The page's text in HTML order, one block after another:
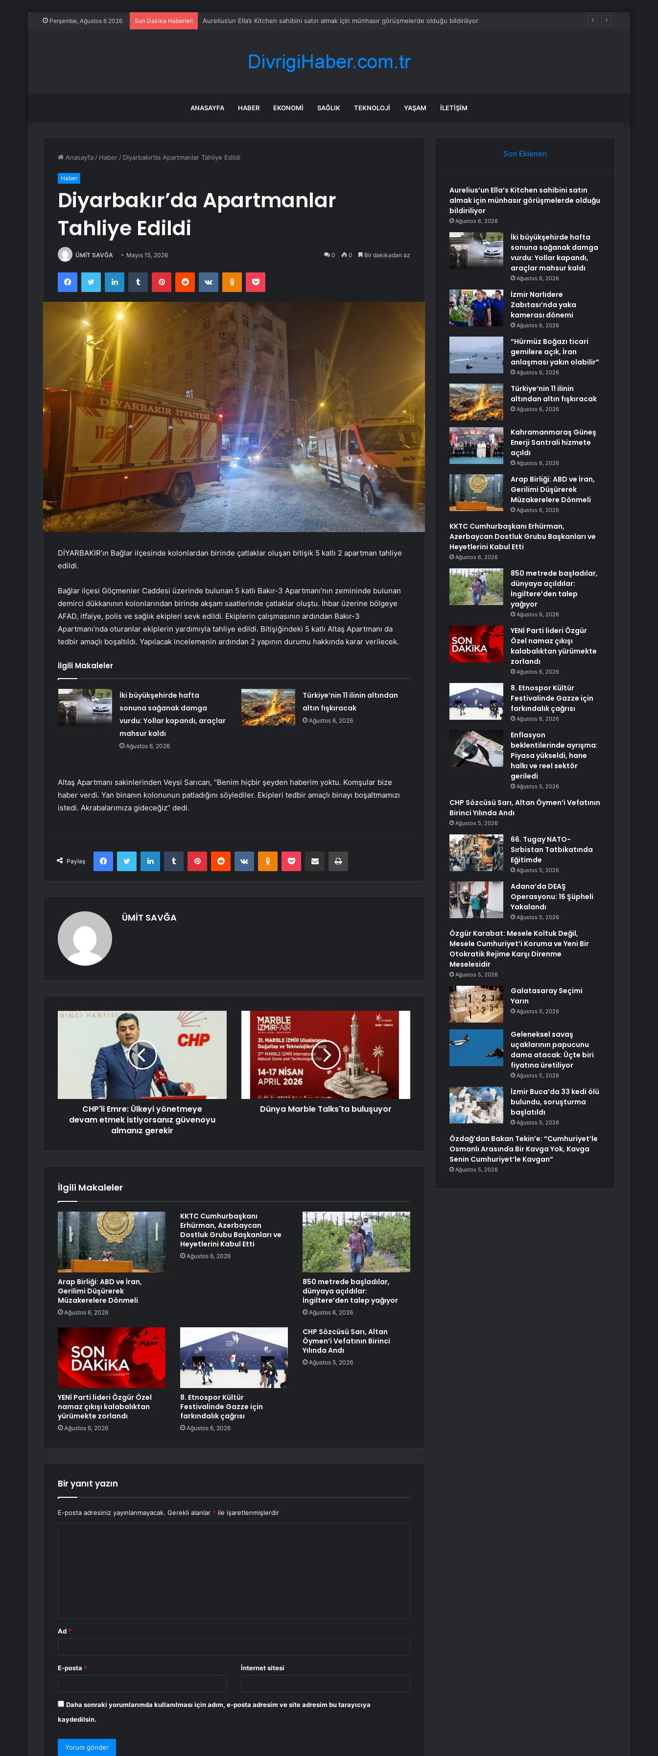
Perşembe, Ağustos 6 2026 Son Dakika Haberleri İki büyükşehirde hafta sonuna sağanak damga vurdu: Yollar kapandı, araçlar mahsur kaldı
ANASAYFA HABER EKONOMI SAĞLIK TEKNOLOJI YAŞAM İLETIŞIM
Anasayfa / Haber / Diyarbakır’da Apartmanlar Tahliye Edildi
Haber
Diyarbakır’da Apartmanlar
Tahliye Edildi
ÜMİT SAVĞA Mayıs 15, 2026 0 0 Bir dakikadan az
FacebookTwitter LinkedInTumblr PinterestReddit VKontakteOdnoklassniki
Pocket
DİYARBAKIR’ın Bağlar ilçesinde kolonlardan birinde çatlaklar oluşan bitişik 5 katlı 2 apartman tahliye
edildi.
Bağlar ilçesi Göçmenler Caddesi üzerinde bulunan 5 katlı Bakır-3 Apartmanı’nın zemininde bulunan
demirci dükkanının kolonlarından birinde akşam saatlerinde çatlaklar oluştu. İhbar üzerine bölgeye
AFAD, itfaiye, polis ve sağlık ekipleri sevk edildi. Ekiplerin çalışmasının ardından Bakır-3
Apartmanı’nda oturanlar ekiplerin yardımıyla tahliye edildi. Bitişiğindeki 5 katlı Altaş Apartmanı da
tedbir amaçlı boşaltıldı. Yapılacak incelemenin ardından 2 yapının durumu hakkında karar verilecek.
İlgili Makaleler
İki büyükşehirde hafta
sonuna sağanak damga
vurdu: Yollar kapandı, araçlar
mahsur kaldı
Ağustos 6, 2026
Türkiye’nin 11 ilinin altından
altın fışkıracak
Ağustos 6, 2026
Altaş Apartmanı sakinlerinden Veysi Sarıcan, “Benim hiçbir şeyden haberim yoktu. Komşular bize
haber verdi. Yan binanın kolonunun patladığını söylediler. Ekipleri tedbir amaçlı binayı boşaltmamızı
istedi. Akrabalarımıza gideceğiz” dedi.
Paylaş
FacebookTwitter LinkedInTumblr PinterestReddit VKontakteOdnoklassniki
Pocket E-Posta ile paylaş Yazdır
ÜMİT SAVĞA
CHP'li Emre: Ülkeyi yönetmeye
devam etmek istiyorsanız güvenoyu
almanız gerekir
Dünya Marble Talks'ta buluşuyor
İlgili Makaleler
Arap Birliği: ABD ve İran,
Gerilimi Düşürerek
Müzakerelere Dönmeli
Ağustos 6, 2026
KKTC Cumhurbaşkanı
Erhürman, Azerbaycan
Dostluk Grubu Başkanları ve
Heyetlerini Kabul Etti
Ağustos 6, 2026
850 metrede başladılar,
dünyaya açıldılar:
İngiltere’den talep yağıyor
Ağustos 6, 2026
YENİ Parti lideri Özgür Özel
namaz çıkışı kalabalıktan
yürümekte zorlandı
Ağustos 6, 2026
8. Etnospor Kültür
Festivalinde Gazze için
farkındalık çağrısı
Ağustos 6, 2026
CHP Sözcüsü Sarı, Altan
Öymen’i Vefatının Birinci
Yılında Andı
Ağustos 5, 2026
Bir yanıt yazın
E-posta adresiniz yayınlanmayacak. Gerekli alanlar * ile işaretlenmişlerdir
Ad *
E-posta * İnternet sitesi
Daha sonraki yorumlarımda kullanılması için adım, e-posta adresim ve site adresim bu tarayıcıya
kaydedilsin.
Son Eklenen
Aurelius’un Ella’s Kitchen sahibini satın
almak için münhasır görüşmelerde olduğu
bildiriliyor
Ağustos 6, 2026
İki büyükşehirde hafta
sonuna sağanak damga
vurdu: Yollar kapandı,
araçlar mahsur kaldı
Ağustos 6, 2026
İzmir Narlıdere
Zabıtası’nda yaka
kamerası dönemi
Ağustos 6, 2026
“Hürmüz Boğazı ticari
gemilere açık, İran
anlaşması yakın olabilir”
Ağustos 6, 2026
Türkiye’nin 11 ilinin
altından altın fışkıracak
Ağustos 6, 2026
Kahramanmaraş Güneş
Enerji Santrali hizmete
açıldı
Ağustos 6, 2026
Arap Birliği: ABD ve İran,
Gerilimi Düşürerek
Müzakerelere Dönmeli
Ağustos 6, 2026
KKTC Cumhurbaşkanı Erhürman,
Azerbaycan Dostluk Grubu Başkanları ve
Heyetlerini Kabul Etti
Ağustos 6, 2026
850 metrede başladılar,
dünyaya açıldılar:
İngiltere’den talep
yağıyor
Ağustos 6, 2026
YENİ Parti lideri Özgür
Özel namaz çıkışı
kalabalıktan yürümekte
zorlandı
Ağustos 6, 2026
8. Etnospor Kültür
Festivalinde Gazze için
farkındalık çağrısı
Ağustos 6, 2026
Enflasyon
beklentilerinde ayrışma:
Piyasa yükseldi, hane
halkı ve reel sektör
geriledi
Ağustos 5, 2026
CHP Sözcüsü Sarı, Altan Öymen’i Vefatının
Birinci Yılında Andı
Ağustos 5, 2026
66. Tugay NATO-
Sırbistan Tatbikatında
Eğitimde
Ağustos 5, 2026
Adana’da DEAŞ
Operasyonu: 16 Şüpheli
Yakalandı
Ağustos 5, 2026
Özgür Karabat: Mesele Koltuk Değil,
Mesele Cumhuriyet’i Koruma ve Yeni Bir
Otokratik Rejime Karşı Direnme
Meselesidir
Ağustos 5, 2026
Galatasaray Seçimi
Yarın
Ağustos 5, 2026
Geleneksel savaş
uçaklarının papucunu
dama atacak: Üçte biri
fiyatına üretiliyor
Ağustos 5, 2026
İzmir Buca’da 33 kedi ölü
bulundu, soruşturma
başlatıldı
Ağustos 5, 2026
Özdağ’dan Bakan Tekin’e: “Cumhuriyet’le
Osmanlı Arasında Bir Kavga Yok, Kavga
Senin Cumhuriyet’le Kavgan”
Ağustos 5, 2026